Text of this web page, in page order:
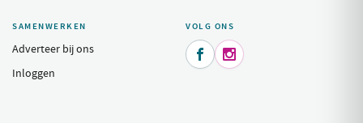
SAMENWERKEN
Adverteer bij ons
Inloggen
VOLG ONS
 